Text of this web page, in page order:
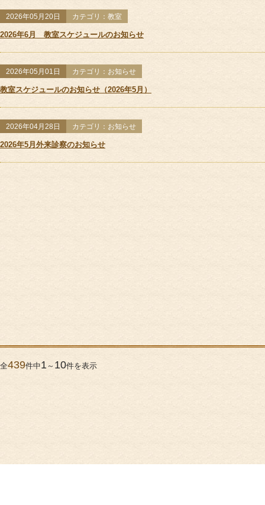
2026年05月20日 カテゴリ：教室
2026年6月 教室スケジュールのお知らせ
2026年05月01日 カテゴリ：お知らせ
教室スケジュールのお知らせ（2026年5月）
2026年04月28日 カテゴリ：お知らせ
2026年5月外来診察のお知らせ
全439件中1～ 10件を表示